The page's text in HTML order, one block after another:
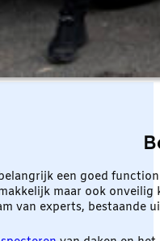
een goed
maar ook
van experts, bestaande